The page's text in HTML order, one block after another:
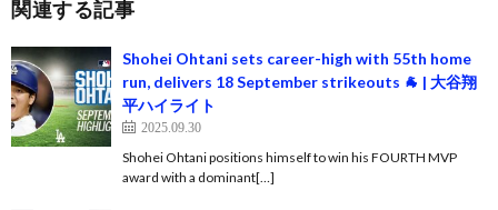
関連する記事
Shohei Ohtani sets career-high with 55th home
run, delivers 18 September strikeouts 🐐 | 大谷翔
平ハイライト
2025.09.30
Shohei Ohtani positions himself to win his FOURTH MVP
award with a dominant[…]